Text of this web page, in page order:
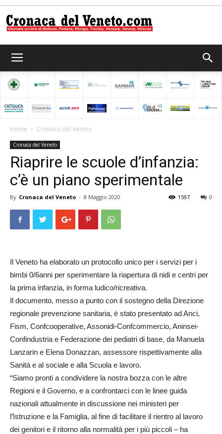
del
Home Cronaca del Veneto
Cronaca del Veneto
Riaprire le scuole d’infanzia:
c’è un piano sperimentale
By Cronaca del Veneto - 8 Maggio 2020 0
1597
Il Veneto ha elaborato un protocollo unico per i servizi per i
bimbi 0/6anni per sperimentare la riapertura di nidi e centri per
la prima infanzia, in forma ludico/ricreativa.
Il documento, messo a punto con il sostegno della Direzione
regionale prevenzione sanitaria, è stato presentato ad Anci,
Fism, Confcooperative, Assonidi-Confcommercio, Aninsei-
Confindustria e Federazione dei pediatri di base, da Manuela
Lanzarin e Elena Donazzan, assessore rispettivamente alla
Sanità e al sociale e alla Scuola e lavoro.
“Siamo pronti a condividere la nostra bozza con le altre
Regioni e il Governo, e a confrontarci con le linee guida
nazionali attualmente in discussione nei ministeri per
l’Istruzione e la Famiglia, al fine di facilitare il rientro al lavoro
dei genitori e il ritorno alla normalità per i più piccoli – ha